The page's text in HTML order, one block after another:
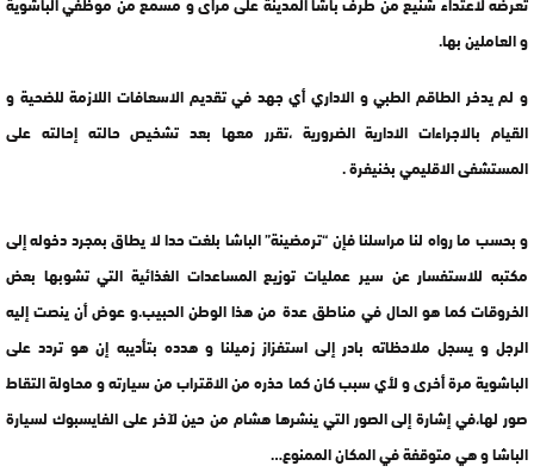
و العاملين بها.
و لم يدخر الطاقم الطبي و الاداري أي جهد في تقديم الاسعافات اللازمة للضحية و
القيام بالاجراءات الادارية الضرورية ،تقرر معها بعد تشخيص حالته إحالته على
المستشفى الاقليمي بخنيفرة .
و بحسب ما رواه لنا مراسلنا فإن “ترمضينة” الباشا بلغت حدا لا يطاق بمجرد دخوله إلى
مكتبه للاستفسار عن سير عمليات توزيع المساعدات الغذائية التي تشوبها بعض
الخروقات كما هو الحال في مناطق عدة من هذا الوطن الحبيب.و عوض أن ينصت إليه
الرجل و يسجل ملاحظاته بادر إلى استفزاز زميلنا و هدده بتأديبه إن هو تردد على
الباشوية مرة أخرى و لأي سبب كان كما حذره من الاقتراب من سيارته و محاولة التقاط
صور لها،في إشارة إلى الصور التي ينشرها هشام من حين لآخر على الفايسبوك لسيارة
الباشا و هي متوقفة في المكان الممنوع…